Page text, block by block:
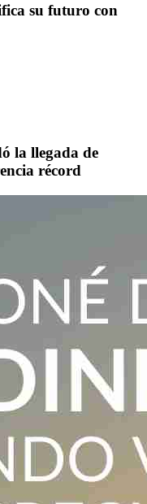
su futuro con
la llegada de
récord